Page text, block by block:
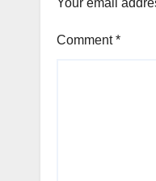
Comment*